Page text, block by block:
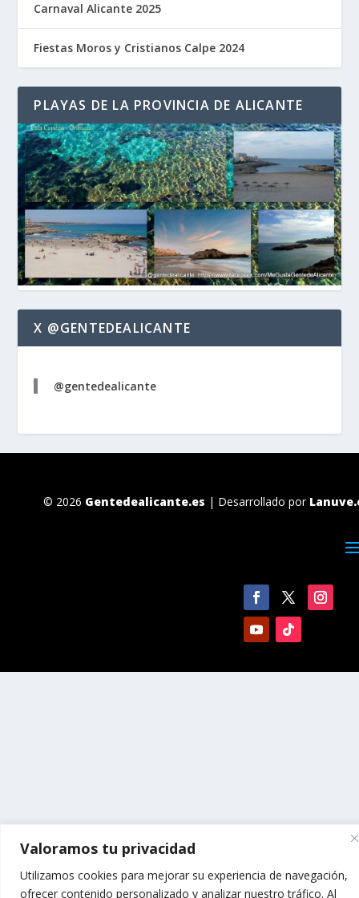
Valoramos tu privacidad
Utilizamos cookies para mejorar su experiencia de navegación,
ofrecer contenido personalizado y analizar nuestro tráfico. Al
Carnaval Alicante 2025
Fiestas Moros y Cristianos Calpe 2024
PLAYAS DE LA PROVINCIA DE ALICANTE
X @GENTEDEALICANTE
@gentedealicante
© 2026 Gentedealicante.es | Desarrollado por